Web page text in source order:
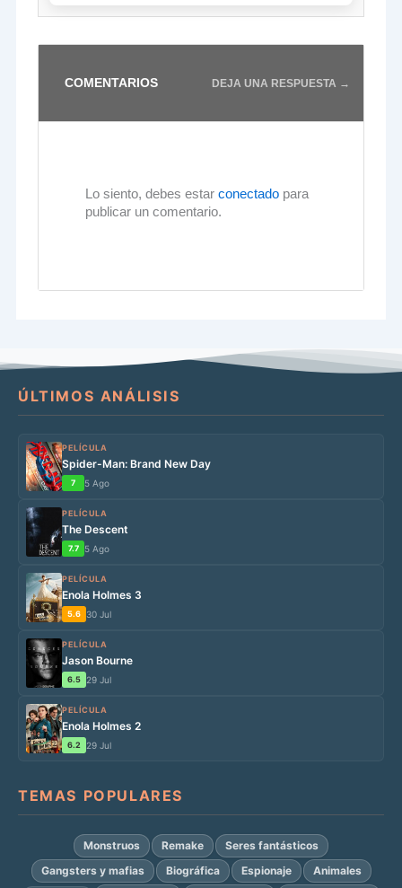
COMENTARIOS DEJA UNA RESPUESTA →
Lo siento, debes estar conectadopara
publicar un comentario.
ÚLTIMOS ANÁLISIS
PELÍCULA
Spider-Man: Brand New Day
7 5 Ago
PELÍCULA
The Descent
7.7 5 Ago
PELÍCULA
Enola Holmes 3
5.6 30 Jul
PELÍCULA
Jason Bourne
6.5 29 Jul
PELÍCULA
Enola Holmes 2
6.2 29 Jul
TEMAS POPULARES
Monstruos Remake
Seres fantásticos
Gangsters y mafias
Biográfica Espionaje Animales